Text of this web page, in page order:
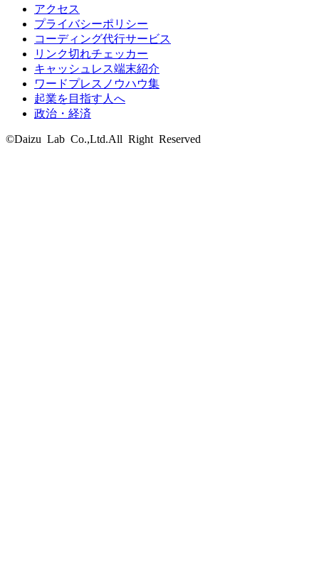
アクセス
プライバシーポリシー
コーディング代行サービス
リンク切れチェッカー
キャッシュレス端末紹介
ワードプレスノウハウ集
起業を目指す人へ
政治・経済
©Daizu Lab Co.,Ltd.All Right Reserved